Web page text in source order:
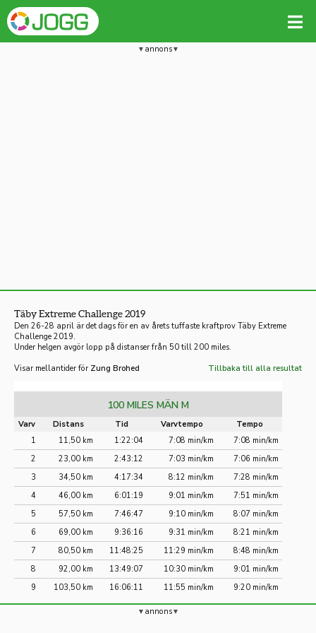
annons
Täby Extreme Challenge 2019
Den 26-28 april är det dags för en av årets tuffaste kraftprov Täby Extreme
Challenge 2019.
Under helgen avgör lopp på distanser från 50 till 200 miles.
Visar mellantider för Zung Brohed Tillbaka till alla resultat
100 MILES MÄN M
Varv Distans Tid Varvtempo
Tempo
1
11,50 km 1:22:04 7:08 min/km
7:08 min/km
2
23,00 km 2:43:12 7:03 min/km
7:06 min/km
3
34,50 km 4:17:34 8:12 min/km
7:28 min/km
4
46,00 km 6:01:19 9:01 min/km
7:51 min/km
5
57,50 km 7:46:47 9:10 min/km
8:07 min/km
6
69,00 km 9:36:16 9:31 min/km
8:21 min/km
7
80,50 km 11:48:25 11:29 min/km
8:48 min/km
8
92,00 km 13:49:07 10:30 min/km
9:01 min/km
9
103,50 km 16:06:11 11:55 min/km 9:20 min/km
annons